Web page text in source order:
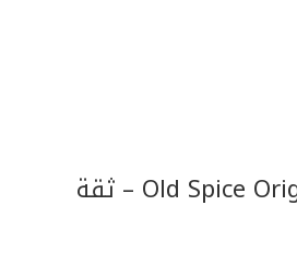
اسبراي رجالي Old Spice Original – ثقة